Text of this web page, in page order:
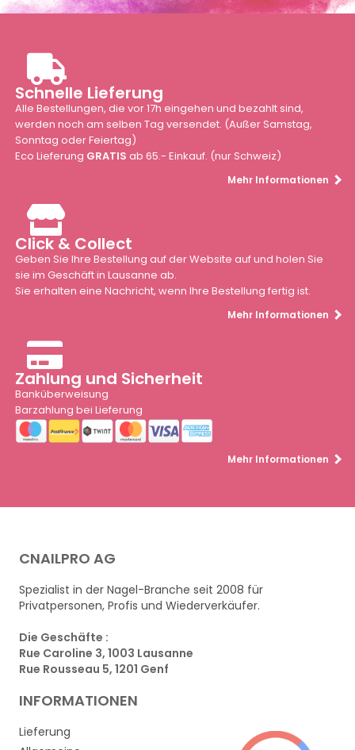
Schnelle Lieferung
Alle Bestellungen, die vor 17h eingehen und bezahlt sind,
werden noch am selben Tag versendet. (Außer Samstag,
Sonntag oder Feiertag)
Eco Lieferung GRATIS ab 65.- Einkauf. (nur Schweiz)
Mehr Informationen
Click & Collect
Geben Sie Ihre Bestellung auf der Website auf und holen Sie
sie im Geschäft in Lausanne ab.
Sie erhalten eine Nachricht, wenn Ihre Bestellung fertig ist.
Mehr Informationen
Zahlung und Sicherheit
Banküberweisung
Barzahlung bei Lieferung
Mehr Informationen
CNAILPRO AG
Spezialist in der Nagel-Branche seit 2008 für
Privatpersonen, Profis und Wiederverkäufer.
Die Geschäfte :
Rue Caroline 3, 1003 Lausanne
Rue Rousseau 5, 1201 Genf
INFORMATIONEN
Lieferung